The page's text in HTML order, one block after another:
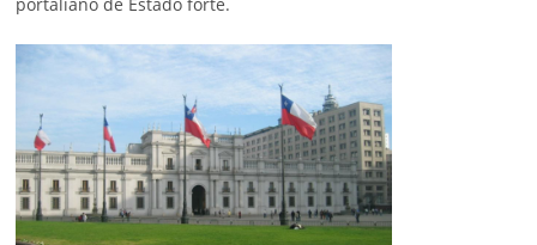
portaliano de Estado forte.